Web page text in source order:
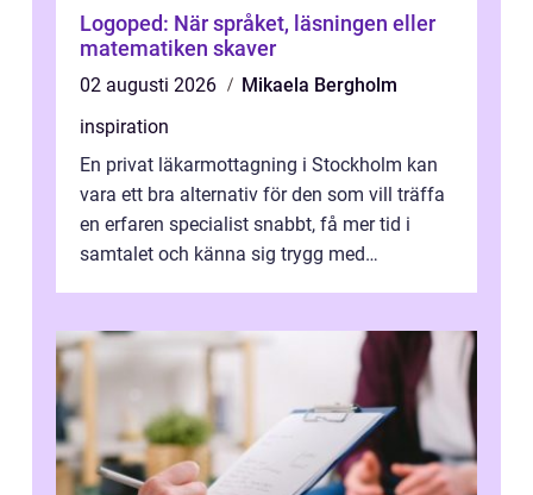
Logoped: När språket, läsningen eller
matematiken skaver
02 augusti 2026
Mikaela Bergholm
inspiration
En privat läkarmottagning i Stockholm kan
vara ett bra alternativ för den som vill träffa
en erfaren specialist snabbt, få mer tid i
samtalet och känna sig trygg med